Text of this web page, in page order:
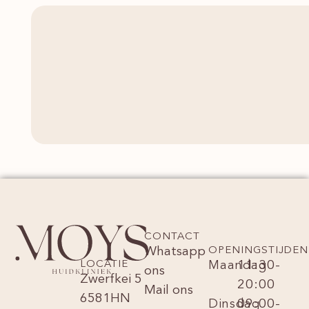
LOCATIE
Zwerfkei 5
6581HN
CONTACT
Whatsapp
ons
Mail ons
OPENINGSTIJDEN
Maandag
11:30-
20:00
Dinsdag
09:00-